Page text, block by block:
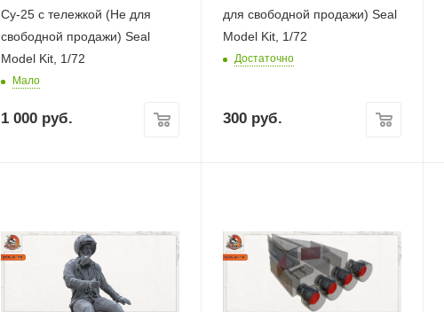
Су-25 с тележкой (Не для
свободной продажи) Seal
Model Kit, 1/72
Мало
1 000 руб.
для свободной продажи) Seal
Model Kit, 1/72
Достаточно
300 руб.